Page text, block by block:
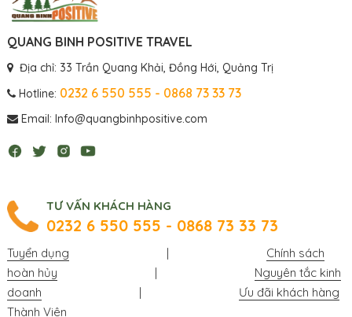
QUANG BINH POSITIVE TRAVEL
Địa chỉ: 33 Trần Quang Khải, Đồng Hới, Quảng Trị
Hotline: 0232 6 550 555 - 0868 73 33 73
Email: Info@quangbinhpositive.com
TƯ VẤN KHÁCH HÀNG
0232 6 550 555 - 0868 73 33 73
Tuyển dụng |
Chính sách
hoàn hủy
|
Nguyên tắc kinh
doanh
|
Ưu đãi khách hàng
Thành Viên